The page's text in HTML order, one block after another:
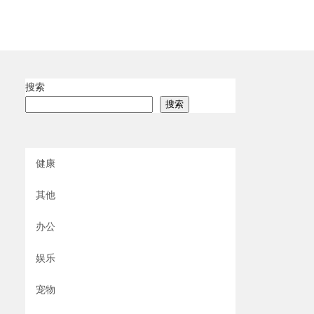
搜索
搜索
健康
其他
办公
娱乐
宠物